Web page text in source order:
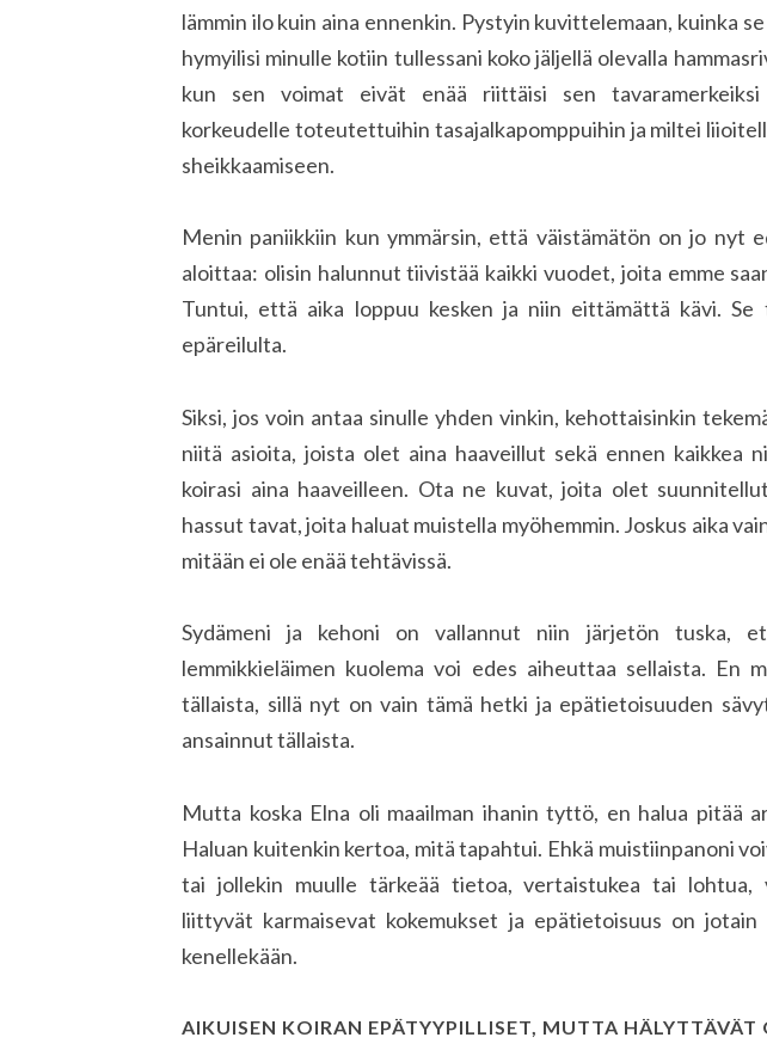
lämmin ilo kuin aina ennenkin. Pystyin kuvittelemaan, kuinka
hymyilisi minulle kotiin tullessani koko jäljellä olevalla
kun sen voimat eivät enää riittäisi sen tavaramerkeiksi
korkeudelle toteutettuihin tasajalkapomppuihin ja miltei
sheikkaamiseen.
Menin paniikkiin kun ymmärsin, että väistämätön on jo nyt
aloittaa: olisin halunnut tiivistää kaikki vuodet, joita emme
Tuntui, että aika loppuu kesken ja niin eittämättä kävi.
epäreilulta.
Siksi, jos voin antaa sinulle yhden vinkin, kehottaisinkin
niitä asioita, joista olet aina haaveillut sekä ennen kaikkea
koirasi aina haaveilleen. Ota ne kuvat, joita olet
hassut tavat, joita haluat muistella myöhemmin. Joskus aika
mitään ei ole enää tehtävissä.
Sydämeni ja kehoni on vallannut niin järjetön tuska,
lemmikkieläimen kuolema voi edes aiheuttaa sellaista. En
tällaista, sillä nyt on vain tämä hetki ja epätietoisuuden
ansainnut tällaista.
Mutta koska Elna oli maailman ihanin tyttö, en halua pitää
Haluan kuitenkin kertoa, mitä tapahtui. Ehkä muistiinpanoni
tai jollekin muulle tärkeää tietoa, vertaistukea tai lohtua,
liittyvät karmaisevat kokemukset ja epätietoisuus on
kenellekään.
AIKUISEN KOIRAN EPÄTYYPILLISET, MUTTA HÄLYTTÄVÄT